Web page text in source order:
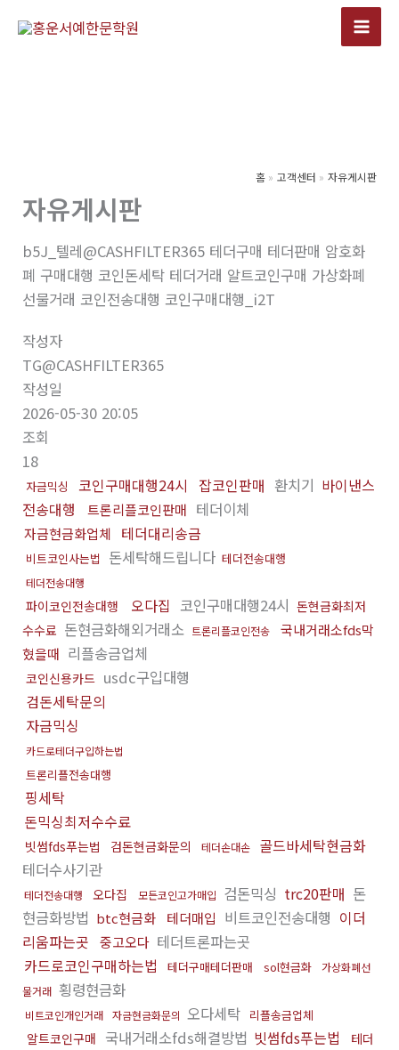
홈 고객센터 자유게시판
자유게시판
b5J_텔레@CASHFILTER365 테더구매 테더판매 암호화
폐 구매대행 코인돈세탁 테더거래 알트코인구매 가상화폐
선물거래 코인전송대행 코인구매대행_i2T
작성자
TG@CASHFILTER365
작성일
2026-05-30 20:05
조회
18
자금믹싱 코인구매대행24시 잡코인판매 환치기 바이낸스
전송대행
트론리플코인판매 테더이체
자금현금화업체 테더대리송금
비트코인사는법 돈세탁해드립니다 테더전송대행
테더전송대행
파이코인전송대행 오다집 코인구매대행24시 돈현금화최저
수수료 돈현금화해외거래소 트론리플코인전송
국내거래소fds막
혔을때 리플송금업체
코인신용카드 usdc구입대행
검돈세탁문의
자금믹싱
카드로테더구입하는법
트론리플전송대행
핑세탁
돈믹싱최저수수료
빗썸fds푸는법 검돈현금화문의 테더손대손
골드바세탁현금화
테더수사기관
테더전송대행 오다집 모든코인고가매입 검돈믹싱 trc20판매 돈
현금화방법 btc현금화 테더매입 비트코인전송대행 이더
리움파는곳
중고오다 테더트론파는곳
카드로코인구매하는법
테더구매테더판매 sol현금화
가상화폐선
물거래 횡령현금화
비트코인개인거래 자금현금화문의 오다세탁 리플송금업체
알트코인구매 국내거래소fds해결방법 빗썸fds푸는법
테더